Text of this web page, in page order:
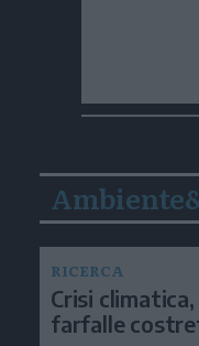
RICERCA
Crisi
farfalle